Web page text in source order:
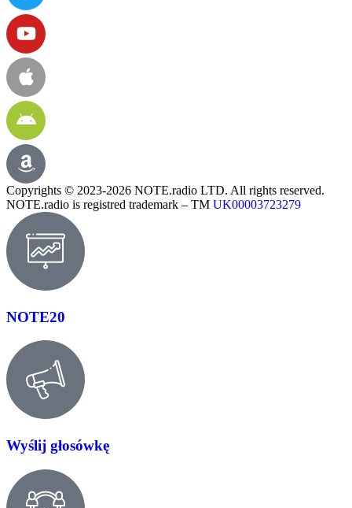
Copyrights © 2023-2026 NOTE.radio LTD. All rights reserved.
NOTE.radio is registred trademark – TM UK00003723279
NOTE20
Wyślij głosówkę